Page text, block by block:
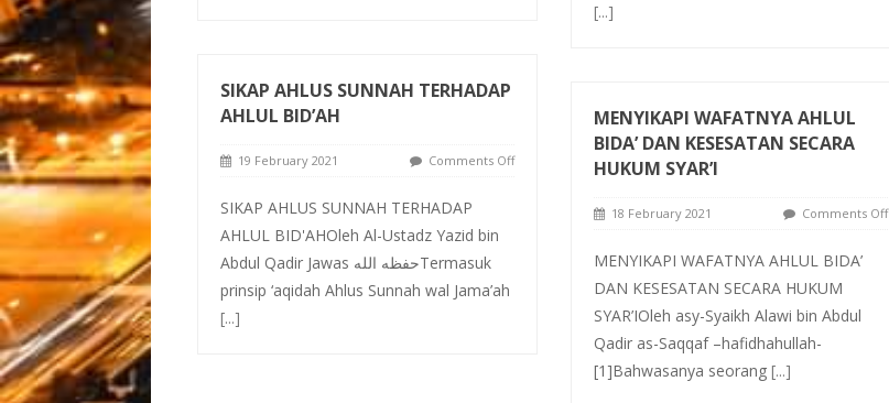
[...]
SIKAP AHLUS SUNNAH TERHADAP
AHLUL BID’AH
19 February 2021 Comments Off
SIKAP AHLUS SUNNAH TERHADAP
AHLUL BID'AHOleh Al-Ustadz Yazid bin
Abdul Qadir Jawas حفظه اللهTermasuk
prinsip ‘aqidah Ahlus Sunnah wal Jama’ah
[...]
MENYIKAPI WAFATNYA AHLUL
BIDA’ DAN KESESATAN SECARA
HUKUM SYAR’I
18 February 2021 Comments Off
MENYIKAPI WAFATNYA AHLUL BIDA’
DAN KESESATAN SECARA HUKUM
SYAR’IOleh asy-Syaikh Alawi bin Abdul
Qadir as-Saqqaf –hafidhahullah-
[1]Bahwasanya seorang [...]